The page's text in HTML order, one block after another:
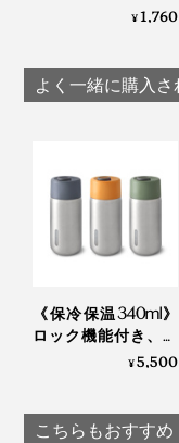
ワーで抗菌・防臭、
EARTH
¥1,760
よく一緒に購入さ
《保冷保温340ml》
ロック機能付き、直
飲みタイプの「ステ
¥5,500
こちらもおすすめ